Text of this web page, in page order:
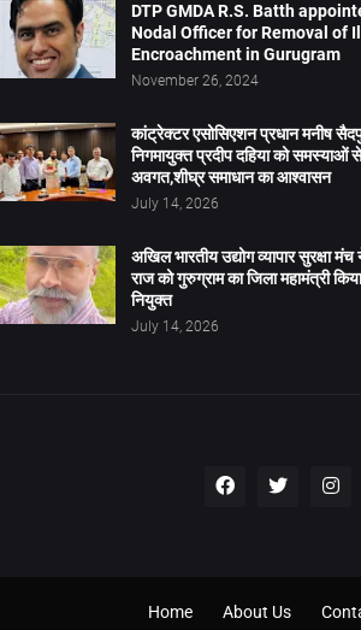
DTP GMDA R.S. Batth
Nodal Officer for Removal of
Encroachment in Gurugram
November 26, 2024
कांट्रेक्टर एसोसिएशन प्रधान मनीष
निगमायुक्त प्रदीप दहिया को समस्याओं
अवगत,शीघ्र समाधान का आश्वासन
July 14, 2026
अखिल भारतीय उद्योग व्यापार सुरक्षा
राज को गुरुग्राम का जिला महामंत्री किया
नियुक्त
July 14, 2026
Home About Us